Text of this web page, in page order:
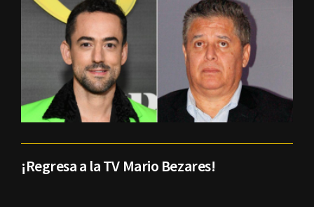
¡Regresa a la TV Mario Bezares!